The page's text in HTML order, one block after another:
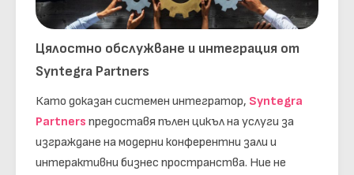
Цялостно обслужване и интеграция от
Syntegra Partners
Като доказан системен интегратор, Syntegra
Partners предоставя пълен цикъл на услуги за
изграждане на модерни конферентни зали и
интерактивни бизнес пространства. Ние не